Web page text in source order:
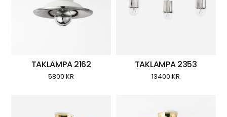
TAKLAMPA 2162
5800KR
TAKLAMPA 2353
13400KR